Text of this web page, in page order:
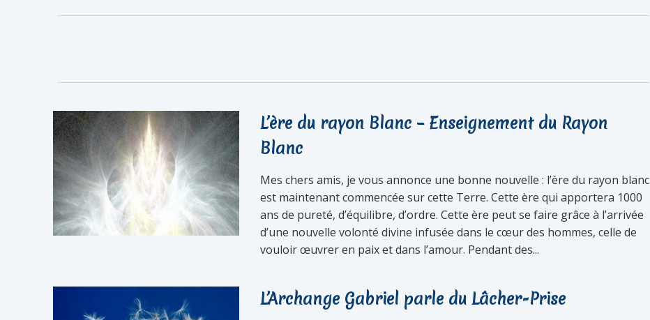
L’ère du rayon Blanc – Enseignement du Rayon
Blanc
Mes chers amis, je vous annonce une bonne nouvelle : l’ère du rayon blanc
est maintenant commencée sur cette Terre. Cette ère qui apportera 1000
ans de pureté, d’équilibre, d’ordre. Cette ère peut se faire grâce à l’arrivée
d’une nouvelle volonté divine infusée dans le cœur des hommes, celle de
vouloir œuvrer en paix et dans l’amour. Pendant des...
L’Archange Gabriel parle du Lâcher-Prise